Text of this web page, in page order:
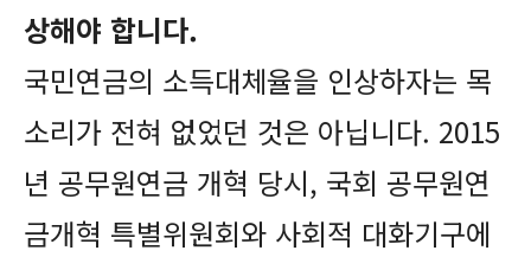
상해야 합니다.
국민연금의 소득대체율을 인상하자는 목
소리가 전혀 없었던 것은 아닙니다. 2015
년 공무원연금 개혁 당시, 국회 공무원연
금개혁 특별위원회와 사회적 대화기구에